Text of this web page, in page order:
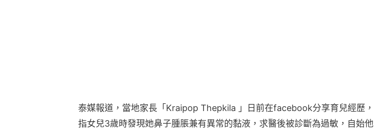
泰媒報道，當地家長「Kraipop Thepkila 」日前在facebook分享育兒經歷，
指女兒3歲時發現她鼻子腫脹兼有異常的黏液，求醫後被診斷為過敏，自始他